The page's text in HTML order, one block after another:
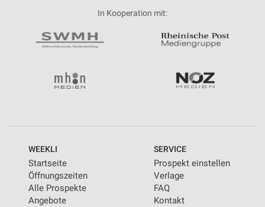
In Kooperation mit:
WEEKLI
Startseite
Öffnungszeiten
Alle Prospekte
Angebote
SERVICE
Prospekt einstellen
Verlage
FAQ
Kontakt